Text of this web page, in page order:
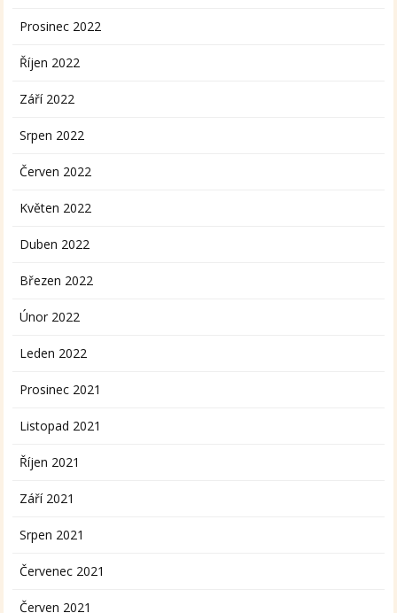
Prosinec 2022
Říjen 2022
Září 2022
Srpen 2022
Červen 2022
Květen 2022
Duben 2022
Březen 2022
Únor 2022
Leden 2022
Prosinec 2021
Listopad 2021
Říjen 2021
Září 2021
Srpen 2021
Červenec 2021
Červen 2021